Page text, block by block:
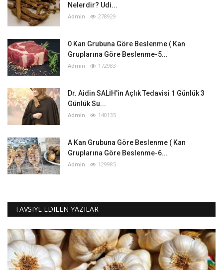
Nelerdir? Udi...
Admin 278929
0 Kan Grubuna Göre Beslenme ( Kan
Gruplarına Göre Beslenme-5...
Admin 172983
Dr. Aidin SALİH'in Açlık Tedavisi 1 Günlük 3
Günlük Su...
Admin 140135
A Kan Grubuna Göre Beslenme ( Kan
Gruplarına Göre Beslenme-6...
Admin 129985
TAVSIYE EDILEN YAZILAR